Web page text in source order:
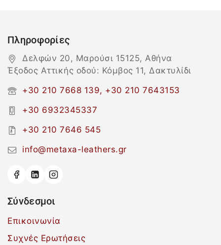
Πληροφορίες
Δελφών 20, Μαρούσι 15125, Αθήνα
Έξοδος Αττικής οδού: Κόμβος 11, Δακτυλίδι
+30 210 7668 139, +30 210 7643153
+30 6932345337
+30 210 7646 545
info@metaxa-leathers.gr
Σύνδεσμοι
Επικοινωνία
Συχνές Ερωτήσεις